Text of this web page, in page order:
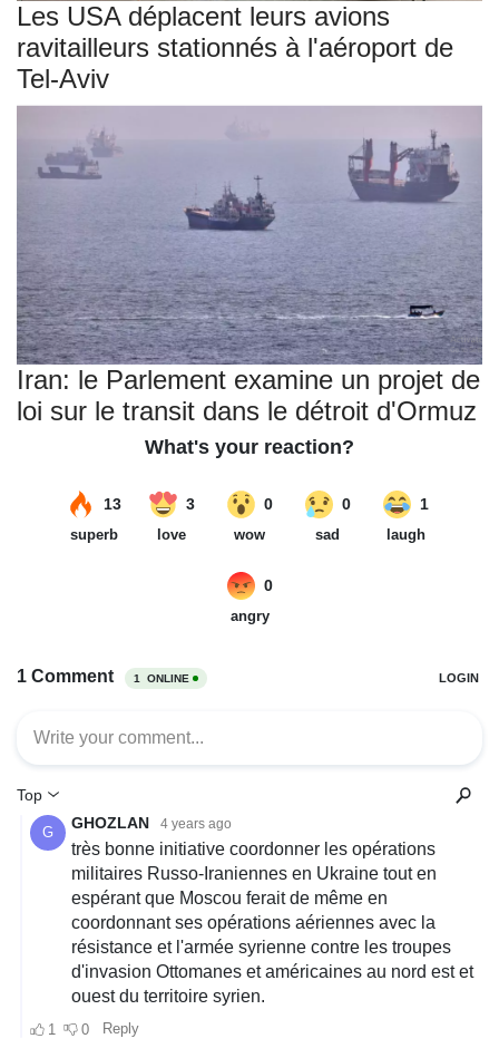
Les USA déplacent leurs avions
ravitailleurs stationnés à l'aéroport de
Tel-Aviv
Iran: le Parlement examine un projet de
loi sur le transit dans le détroit d'Ormuz